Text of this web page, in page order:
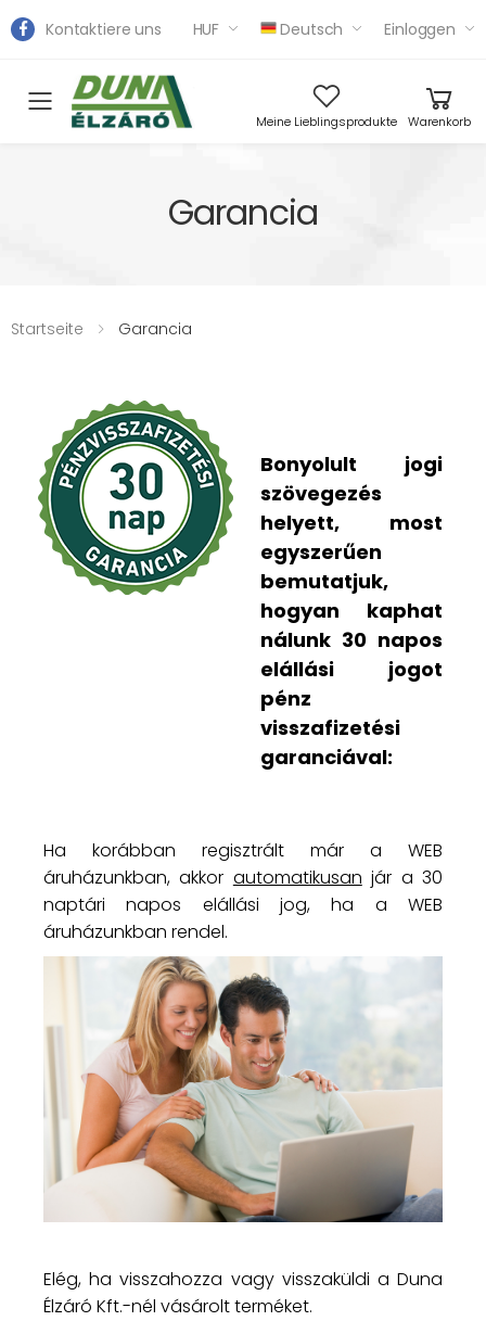
Kontaktiere uns HUF Deutsch Einloggen
Toggle mobile menu
Meine Lieblingsprodukte Warenkorb
Garancia
Startseite Garancia
Bonyolult jogi
szövegezés
helyett, most
egyszerűen
bemutatjuk,
hogyan kaphat
nálunk 30 napos
elállási jogot
pénz
visszafizetési
garanciával:
Ha korábban regisztrált már a WEB
áruházunkban, akkor automatikusan jár a 30
naptári napos elállási jog, ha a WEB
áruházunkban rendel.
Elég, ha visszahozza vagy visszaküldi a Duna
Élzáró Kft.-nél vásárolt terméket.